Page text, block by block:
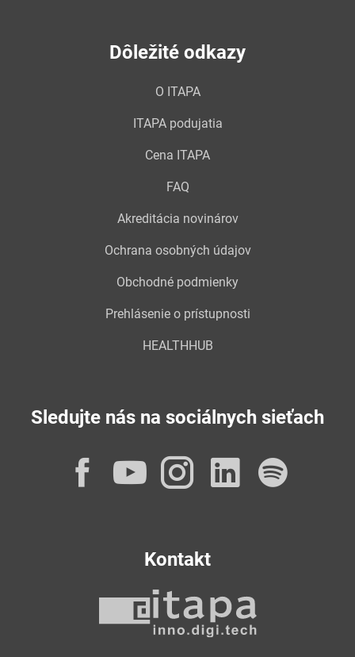
Dôležité odkazy
O ITAPA
ITAPA podujatia
Cena ITAPA
FAQ
Akreditácia novinárov
Ochrana osobných údajov
Obchodné podmienky
Prehlásenie o prístupnosti
HEALTHHUB
Sledujte nás na sociálnych sieťach
Facebook
YouTube
Instagram
Kontakt